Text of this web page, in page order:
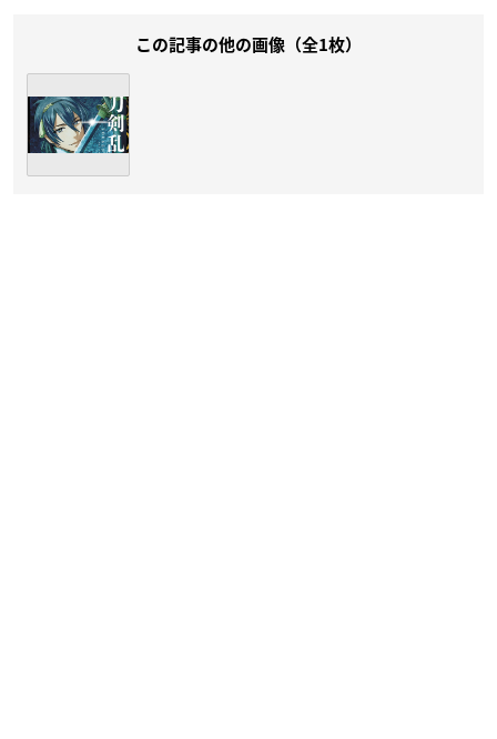
この記事の他の画像（全1枚）